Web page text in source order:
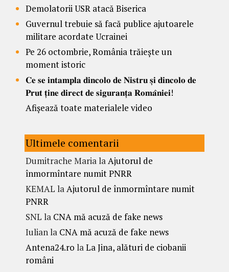
Demolatorii USR atacă Biserica
Guvernul trebuie să facă publice ajutoarele
militare acordate Ucrainei
Pe 26 octombrie, România trăiește un
moment istoric
𝐂𝐞 𝐬𝐞 𝐢𝐧𝐭𝐚𝐦𝐩𝐥𝐚 𝐝𝐢𝐧𝐜𝐨𝐥𝐨 𝐝𝐞 𝐍𝐢𝐬𝐭𝐫𝐮 𝐬̦𝐢 𝐝𝐢𝐧𝐜𝐨𝐥𝐨 𝐝𝐞
𝐏𝐫𝐮𝐭 𝐭̦𝐢𝐧𝐞 𝐝𝐢𝐫𝐞𝐜𝐭 𝐝𝐞 𝐬𝐢𝐠𝐮𝐫𝐚𝐧𝐭̦𝐚 𝐑𝐨𝐦𝐚̂𝐧𝐢𝐞𝐢!
Afișează toate materialele video
Ultimele comentarii
Dumitrache MarialaAjutorul de
înmormîntare numit PNRR
KEMAL laAjutorul de înmormîntare numit
PNRR
SNL la CNA mă acuză de fake news
Iulianla CNA mă acuză de fake news
Antena24.ro laLa Jina, alături de ciobanii
români